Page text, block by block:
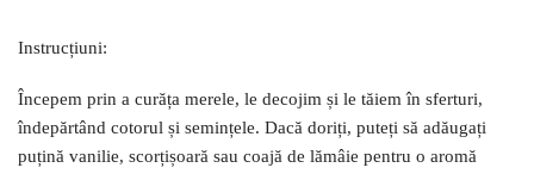
Instrucțiuni:
Începem prin a curăța merele, le decojim și le tăiem în sferturi,
îndepărtând cotorul și semințele. Dacă doriți, puteți să adăugați
puțină vanilie, scorțișoară sau coajă de lămâie pentru o aromă